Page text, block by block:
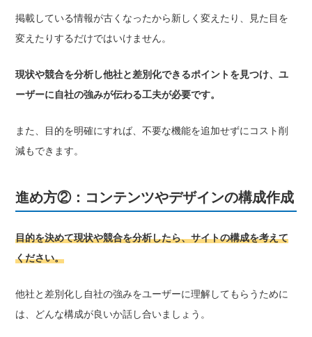
掲載している情報が古くなったから新しく変えたり、見た目を
変えたりするだけではいけません。
現状や競合を分析し他社と差別化できるポイントを見つけ、ユ
ーザーに自社の強みが伝わる工夫が必要です。
また、目的を明確にすれば、不要な機能を追加せずにコスト削
減もできます。
進め方②：コンテンツやデザインの構成作成
目的を決めて現状や競合を分析したら、サイトの構成を考えて
ください。
他社と差別化し自社の強みをユーザーに理解してもらうために
は、どんな構成が良いか話し合いましょう。